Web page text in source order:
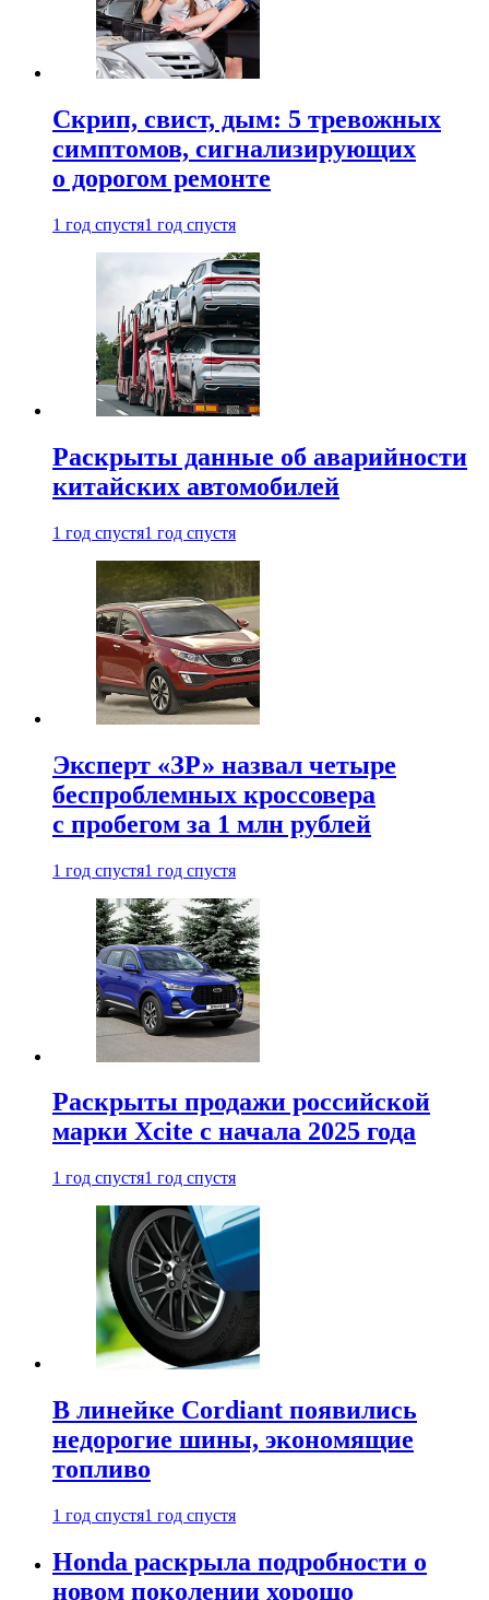
Скрип, свист, дым: 5 тревожных
симптомов, сигнализирующих
о дорогом ремонте
1 год спустя1 год спустя
Раскрыты данные об аварийности
китайских автомобилей
1 год спустя1 год спустя
Эксперт «ЗР» назвал четыре
беспроблемных кроссовера
с пробегом за 1 млн рублей
1 год спустя1 год спустя
Раскрыты продажи российской
марки Xcite с начала 2025 года
1 год спустя1 год спустя
В линейке Cordiant появились
недорогие шины, экономящие
топливо
1 год спустя1 год спустя
Honda раскрыла подробности о
новом поколении хорошо